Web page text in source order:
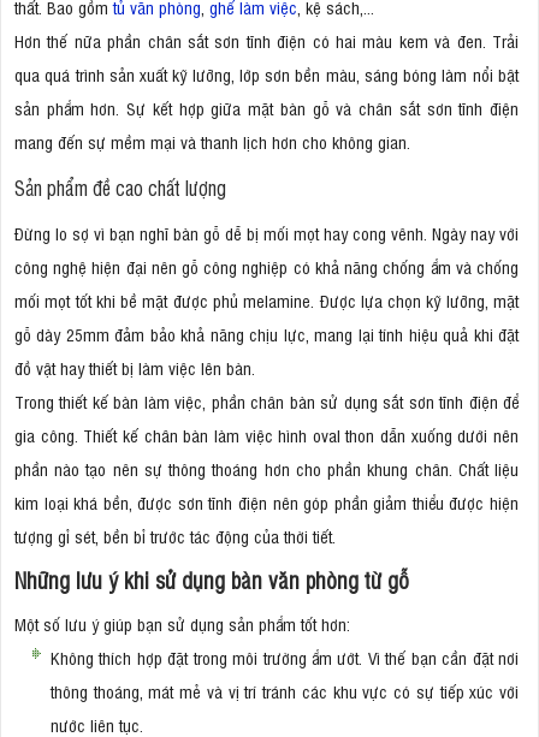
thất. Bao gồmtủ văn phòng ghế làm việc , kệ sách,...
Hơn thế nữa phần chân sắt sơn tĩnh điện có hai màu kem và đen. Trải
qua quá trình sản xuất kỹ lưỡng, lớp sơn bền màu, sáng bóng làm nổi bật
sản phẩm hơn. Sự kết hợp giữa mặt bàn gỗ và chân sắt sơn tĩnh điện
mang đến sự mềm mại và thanh lịch hơn cho không gian.
Sản phẩm đề cao chất lượng
Đừng lo sợ vì bạn nghĩ bàn gỗ dễ bị mối mọt hay cong vênh. Ngày nay với
công nghệ hiện đại nên gỗ công nghiệp có khả năng chống ẩm và chống
mối mọt tốt khi bề mặt được phủ melamine. Được lựa chọn kỹ lưỡng, mặt
gỗ dày 25mm đảm bảo khả năng chịu lực, mang lại tính hiệu quả khi đặt
đồ vật hay thiết bị làm việc lên bàn.
Trong thiết kế bàn làm việc, phần chân bàn sử dụng sắt sơn tĩnh điện để
gia công. Thiết kế chân bàn làm việc hình oval thon dẫn xuống dưới nên
phần nào tạo nên sự thông thoáng hơn cho phần khung chân. Chất liệu
kim loại khá bền, được sơn tĩnh điện nên góp phần giảm thiểu được hiện
tượng gỉ sét, bền bỉ trước tác động của thời tiết.
Những lưu ý khi sử dụng bàn văn phòng từ gỗ
Một số lưu ý giúp bạn sử dụng sản phẩm tốt hơn:
Không thích hợp đặt trong môi trường ẩm ướt. Vì thế bạn cần đặt nơi
thông thoáng, mát mẻ và vị trí tránh các khu vực có sự tiếp xúc với
nước liên tục.